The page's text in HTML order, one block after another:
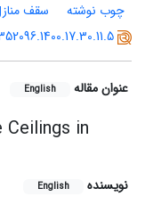
چوب ­نوشته
سقف
عنوان مقاله English
in
نویسنده English